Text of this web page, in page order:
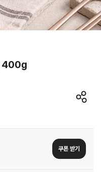
400g
쿠폰 받기